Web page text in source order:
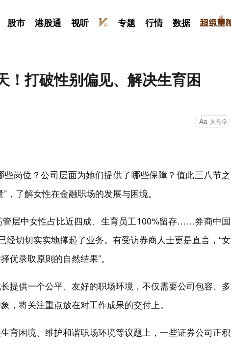
股市 港股通 视听 专题 行情 数据
！打破性别偏见、解决生育困
Aa 大号字
岗位？公司层面为她们提供了哪些保障？值此三八节之
，了解女性在金融职场的发展与困境。
层中女性占比近四成、生育员工100%留存……券商中国
经切切实实地撑起了业务。有受访券商人士更是直言，“女
优录取原则的自然结果”。
提供一个公平、友好的职场环境，不仅需要公司包容、多
，将关注重点放在对工作成果的交付上。
育困境、维护和谐职场环境等议题上，一些证券公司正积